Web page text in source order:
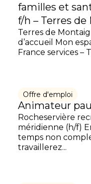
familles et
f/h – Terres
Terres de
d’accueil Mon
France services –
Offre d'emploi
Animateur
Rocheservière
méridienne (h/f)
temps non
travaillerez...